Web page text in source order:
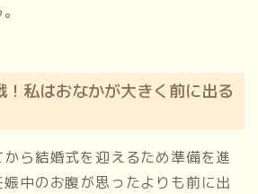
！私はおなかが大きく前に出る
ら結婚式を迎えるため準備を進
中のお腹が思ったよりも前に出